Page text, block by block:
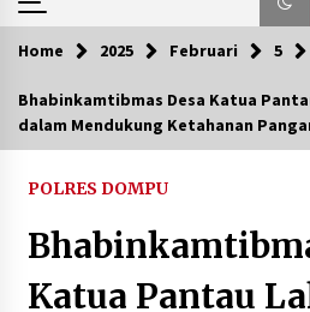
Trending Now
Aksi Penggerebekan Pengedar Sabu
Polsek Kempo Serahkan ODGJ ke
2 hari ago
Home 2025 Februari 5
Bhabinkamtibmas Desa Katua
dalam Mendukung Ketahanan
POLRES DOMPU
Katua Pantau